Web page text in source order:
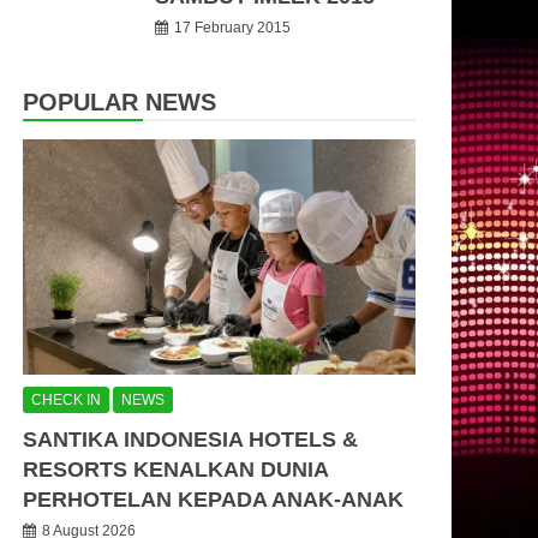
17 February 2015
POPULAR NEWS
CHECK IN NEWS
SANTIKA INDONESIA HOTELS &
RESORTS KENALKAN DUNIA
PERHOTELAN KEPADA ANAK-ANAK
8 August 2026